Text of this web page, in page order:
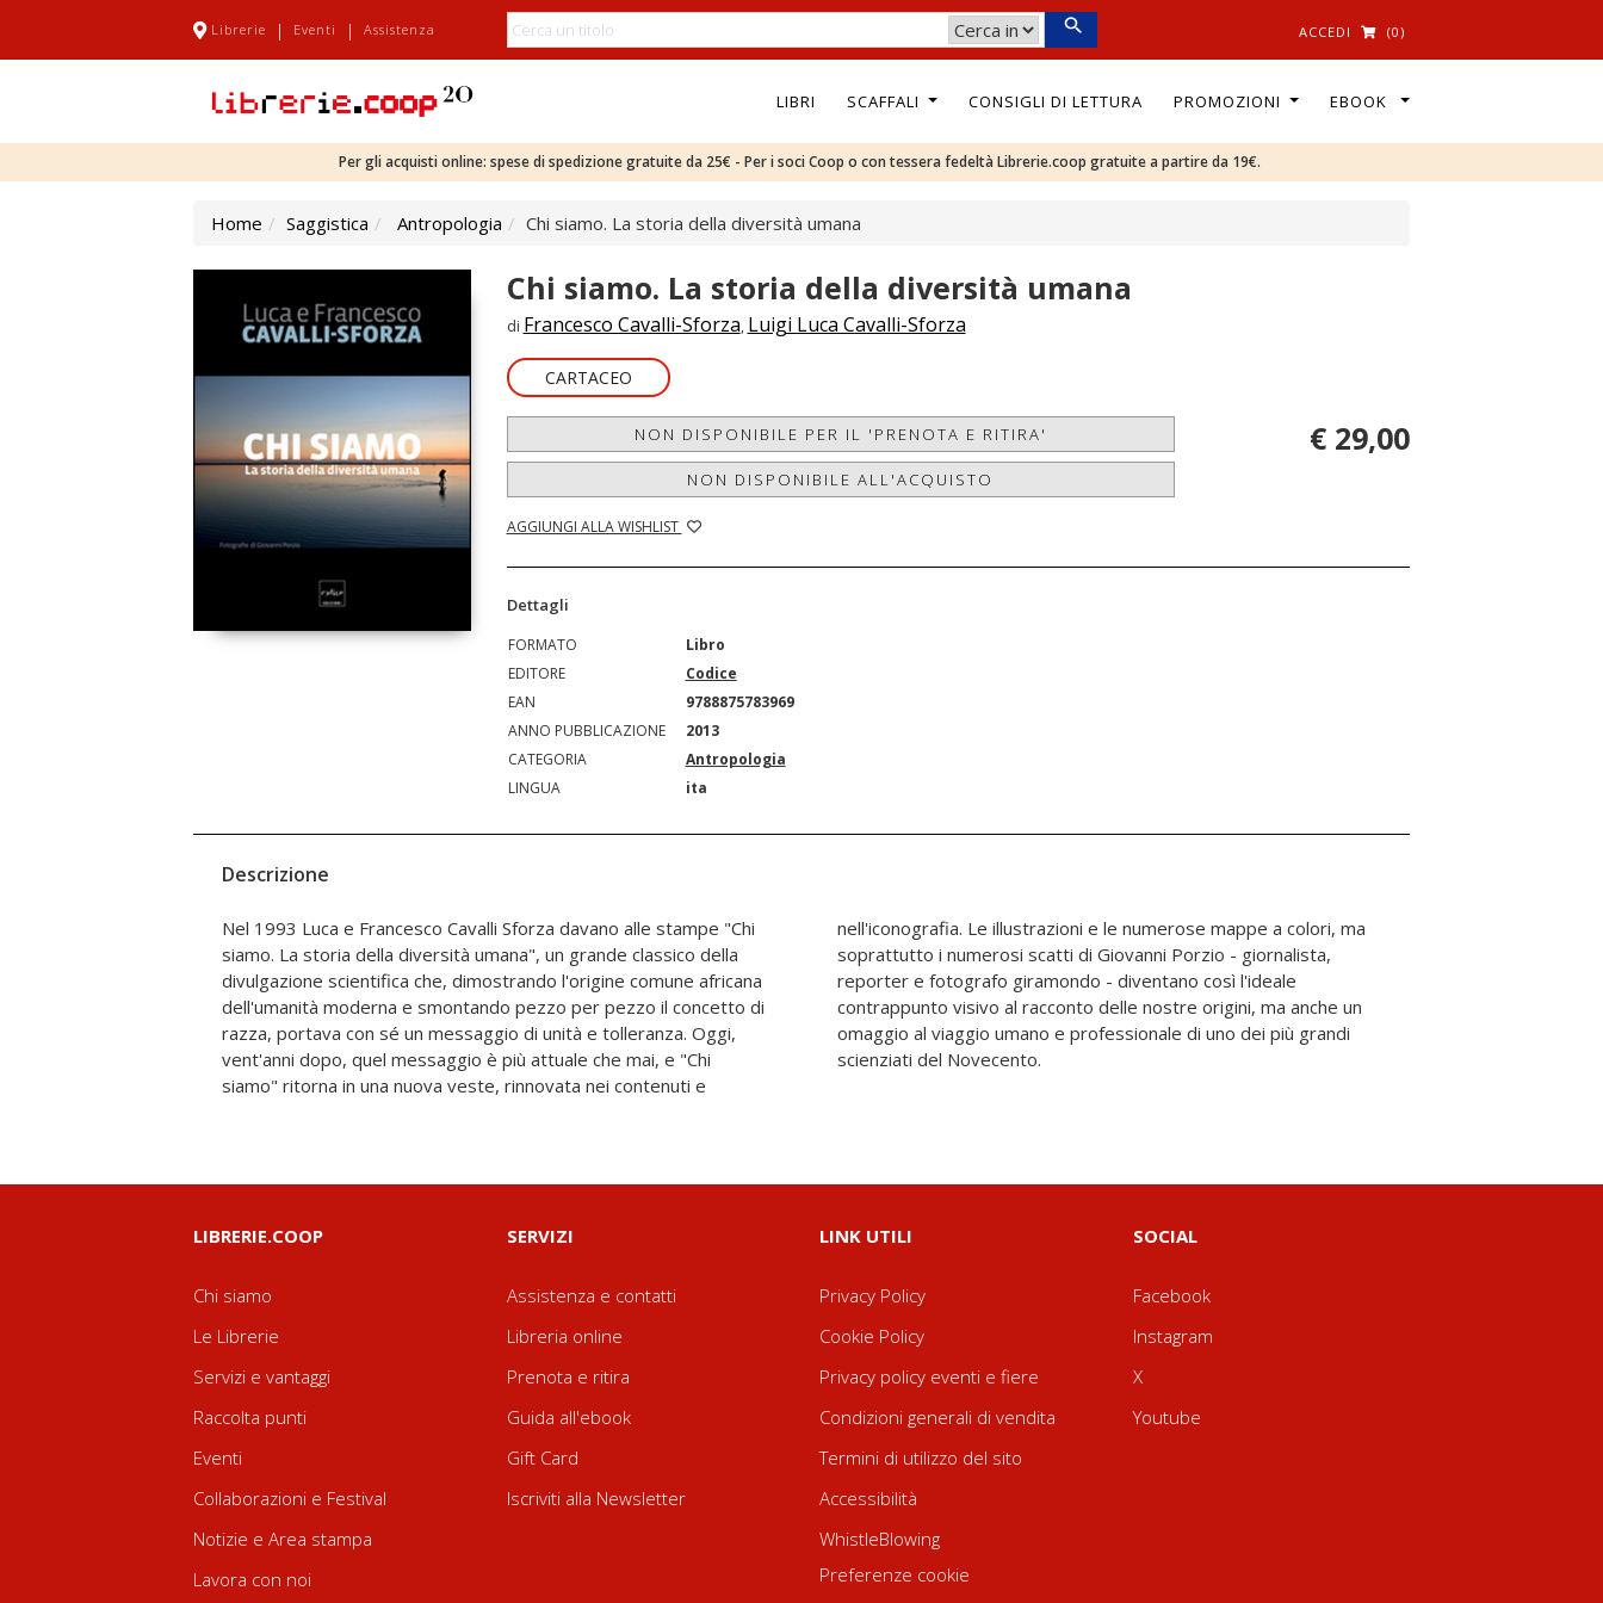
Librerie | Eventi | Assistenza ACCEDI (0)
LIBRI SCAFFALI CONSIGLI DI LETTURA PROMOZIONI EBOOK
Per gli acquisti online: spese di spedizione gratuite da 25€ - Per i soci Coop o con tessera fedeltà Librerie.coop gratuite a partire da 19€.
Home Saggistica Antropologia Chi siamo. La storia della diversità umana
Chi siamo. La storia della diversità umana
di Francesco Cavalli-Sforza, Luigi Luca Cavalli-Sforza
CARTACEO
NON DISPONIBILE PER IL 'PRENOTA E RITIRA'
NON DISPONIBILE ALL'ACQUISTO
AGGIUNGI ALLA WISHLIST
€ 29,00
Dettagli
FORMATO
Libro
EDITORE
Codice
EAN
9788875783969
ANNO PUBBLICAZIONE
2013
CATEGORIA
Antropologia
LINGUA
ita
Descrizione
Nel 1993 Luca e Francesco Cavalli Sforza davano alle stampe "Chi
siamo. La storia della diversità umana", un grande classico della
divulgazione scientifica che, dimostrando l'origine comune africana
dell'umanità moderna e smontando pezzo per pezzo il concetto di
razza, portava con sé un messaggio di unità e tolleranza. Oggi,
vent'anni dopo, quel messaggio è più attuale che mai, e "Chi
siamo" ritorna in una nuova veste, rinnovata nei contenuti e
nell'iconografia. Le illustrazioni e le numerose mappe a colori, ma
soprattutto i numerosi scatti di Giovanni Porzio - giornalista,
reporter e fotografo giramondo - diventano così l'ideale
contrappunto visivo al racconto delle nostre origini, ma anche un
omaggio al viaggio umano e professionale di uno dei più grandi
scienziati del Novecento.
LIBRERIE.COOP
Chi siamo
Le Librerie
Servizi e vantaggi
Raccolta punti
Eventi
Collaborazioni e Festival
Notizie e Area stampa
Lavora con noi
SERVIZI
Assistenza e contatti
Libreria online
Prenota e ritira
Guida all'ebook
Gift Card
Iscriviti alla Newsletter
LINK UTILI
Privacy Policy
Cookie Policy
Privacy policy eventi e fiere
Condizioni generali di vendita
Termini di utilizzo del sito
Accessibilità
WhistleBlowing
Preferenze cookie
SOCIAL
Facebook
Instagram
X
Youtube